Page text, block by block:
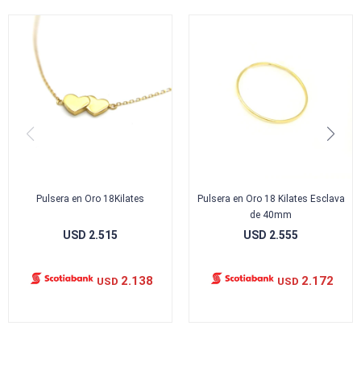
Pulsera en Oro 18Kilates
USD 2.515
USD 2.138
Pulsera en Oro 18 Kilates Esclava
de 40mm
USD 2.555
USD 2.172